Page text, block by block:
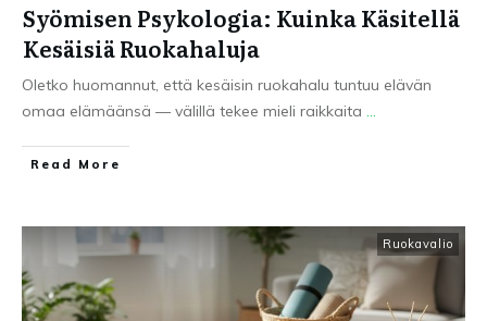
Syömisen Psykologia: Kuinka Käsitellä
Kesäisiä Ruokahaluja
Oletko huomannut, että kesäisin ruokahalu tuntuu elävän
omaa elämäänsä — välillä tekee mieli raikkaita ...
Read More
Ruokavalio